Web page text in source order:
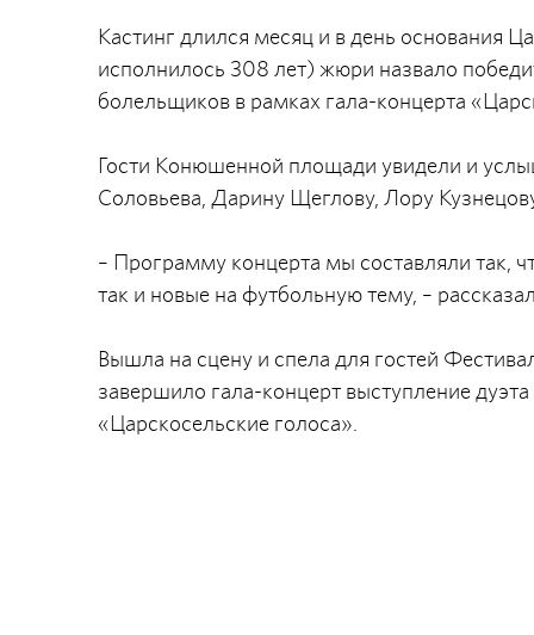
Кастинг длился месяц и в день основания
исполнилось 308 лет) жюри назвало
болельщиков в рамках гала-концерта
Гости Конюшенной площади увидели и
Соловьева, Дарину Щеглову, Лору
– Программу концерта мы составляли так,
так и новые на футбольную тему, –
Вышла на сцену и спела для гостей
завершило гала-концерт выступление
«Царскосельские голоса».